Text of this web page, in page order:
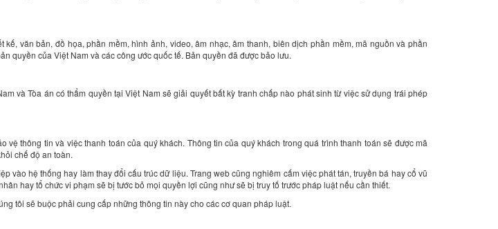
văn bản, đồ họa, phần mềm, hình ảnh, video, âm nhạc, âm thanh, biên dịch phần mềm, mã nguồn và phần
quyền của Việt Nam và các công ước quốc tế. Bản quyền đã được bảo lưu.
và Tòa án có thẩm quyền tại Việt Nam sẽ giải quyết bất kỳ tranh chấp nào phát sinh từ việc sử dụng trái phép
thông tin và việc thanh toán của quý khách. Thông tin của quý khách trong quá trình thanh toán sẽ được mã
chế độ an toàn.
vào hệ thống hay làm thay đổi cấu trúc dữ liệu. Trang web cũng nghiêm cấm việc phát tán, truyền bá hay cổ vũ
hay tổ chức vi phạm sẽ bị tước bỏ mọi quyền lợi cũng như sẽ bị truy tố trước pháp luật nếu cần thiết.
tôi sẽ buộc phải cung cấp những thông tin này cho các cơ quan pháp luật.